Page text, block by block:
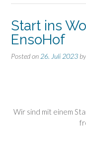
Start ins
EnsoHof
Posted on 26. Juli 2023 by
Wir sind mit einem